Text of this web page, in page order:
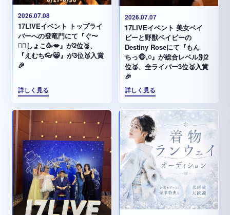
2026.07.08
17LIVEイベント トップライ
バーへの登竜門にて『ぐ〜
✊🏻‪しょこ🥳💋』が2位🥈、
『えむち👓😸』が3位🥉入賞
🎉
詳しく見る
2026.07.07
17LIVEイベント 美女ベイ
ビーと野獣ベイビーの
Destiny Roseにて『もん
ちっ🐵𓈒𓏸︎︎︎︎』が総合レベル別2
位🥈、全ライバー3位🥉入賞
🎉
詳しく見る